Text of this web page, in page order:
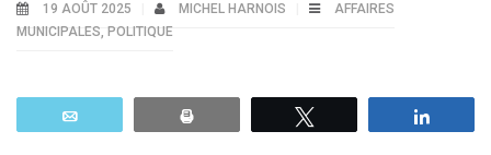
19 AOÛT 2025 MICHEL HARNOIS
AFFAIRES
MUNICIPALES, POLITIQUE